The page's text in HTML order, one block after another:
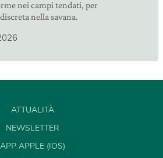
nei campi tendati, per
nella savana.
ATTUALITÀ
NEWSLETTER
APP APPLE (IOS)